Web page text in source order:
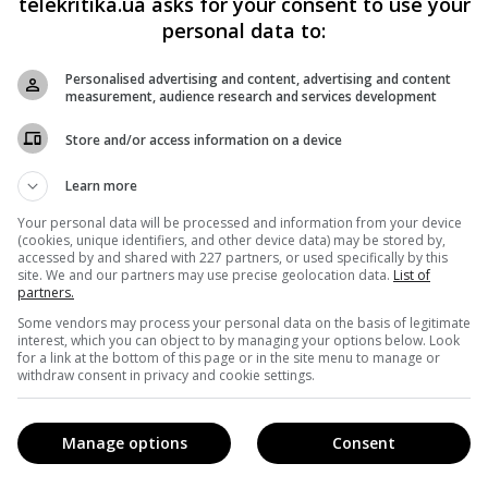
своїх підписників і фанатів, заявивши, що будь-хто
і підтримати ініціативу Зеленського
Учора, 2 жовтня, депутат від фракції «Блок Петра
у ВР відповів журналістові матом: «Якого
Відео з інцидентом опублікував сам журналіст
personal data to:
Personalised advertising and content, advertising and content
measurement, audience research and services development
Store and/or access information on a device
Learn more
Your personal data will be processed and information from your device
(cookies, unique identifiers, and other device data) may be stored by,
accessed by and shared with 227 partners, or used specifically by this
site. We and our partners may use precise geolocation data. List of
partners.
Some vendors may process your personal data on the basis of legitimate
interest, which you can object to by managing your options below. Look
for a link at the bottom of this page or in the site menu to manage or
withdraw consent in privacy and cookie settings.
Consent
Manage options